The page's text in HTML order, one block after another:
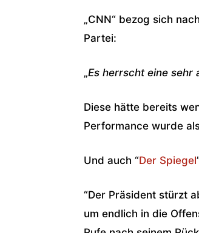
„CNN“ bezog sich
Partei:
„Es herrscht eine sehr
Diese hätte bereits
Performance wurde
Und auch “Der Spiegel
“Der Präsident stürzt
um endlich in die